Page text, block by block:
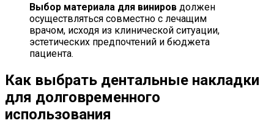
Выбор материала для виниров должен
осуществляться совместно с лечащим
врачом, исходя из клинической ситуации,
эстетических предпочтений и бюджета
пациента.
Как выбрать дентальные накладки
для долговременного
использования